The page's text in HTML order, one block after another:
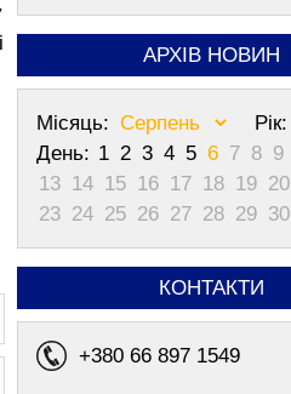
АРХІВ НОВИН
Місяць:
Рік:
День: 1 2 3 4 5 6 7 8 9
13 14 15 16 17 18 19 20
23 24 25 26 27 28 29 30
КОНТАКТИ
+380 66 897 1549